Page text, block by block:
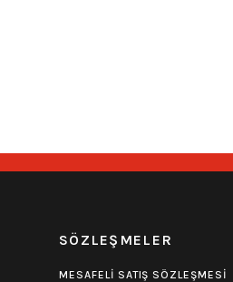
SÖZLEŞMELER
MESAFELİ SATIŞ SÖZLEŞMESİ